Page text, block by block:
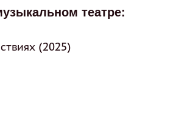
театре:
(2025)